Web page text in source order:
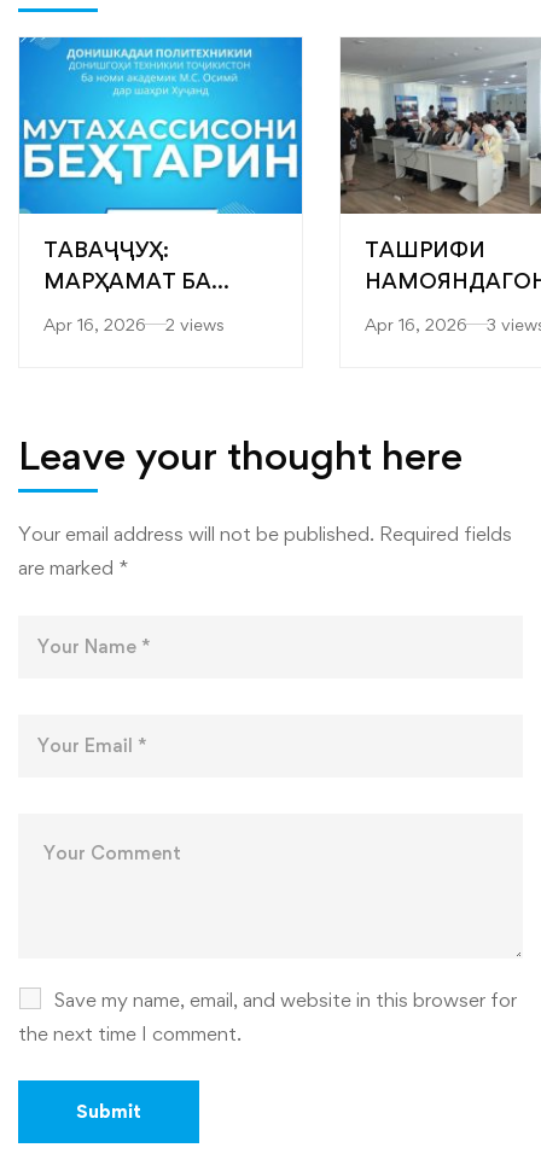
ТАВАҶҶУҲ:
МАРҲАМАТ БА
“МУТАХАССИСОНИ
Apr 16, 2026 2 views
ТАШРИФИ
ФАКУЛТЕТҲОИ
РАҚАМИИ
Apr 16, 2026 3
Leave your thought here
Your email address will not be published. Required fields
are marked *
Save my name, email, and website in this browser for
the next time I comment.